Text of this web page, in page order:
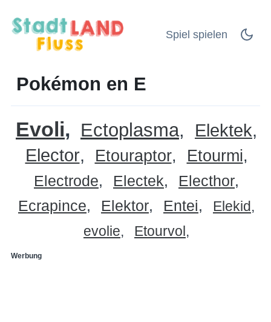
Spiel spielen
Pokémon en E
Evoli Ectoplasma
Elektek
Elector
Etouraptor Etourmi
Electrode Electek
Electhor
Ecrapince
Elektor Entei
Elekid
evolie
Etourvol
Werbung